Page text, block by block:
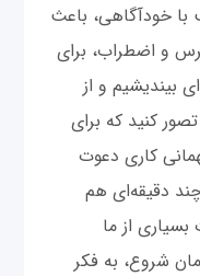
با خودآگاهی، باعث
و اضطراب، برای
بیندیشیم و از
کنید که برای
مهمانی کاری دعوت
دقیقه‌ای هم
از ما
شروع، به فکر